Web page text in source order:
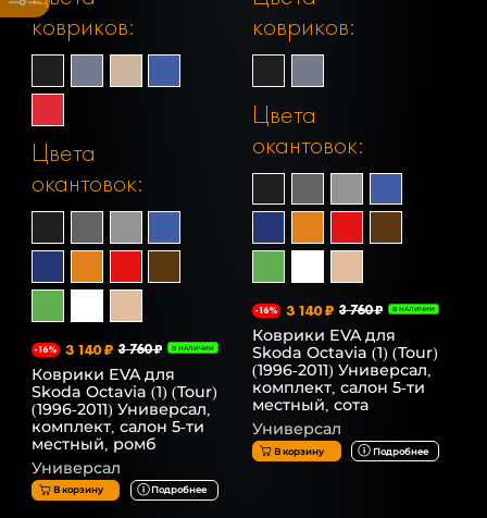
ковриков:
Цвета
окантовок:
-16% 3 140 ₽ 3 760 ₽ В НАЛИЧИИ
Коврики EVA для
Skoda Octavia (1) (Tour)
(1996-2011) Универсал,
комплект, салон 5-ти
местный, ромб
Универсал
В корзину Подробнее
ковриков:
Цвета
окантовок:
-16% 3 140 ₽ 3 760 ₽ В НАЛИЧИИ
Коврики EVA для
Skoda Octavia (1) (Tour)
(1996-2011) Универсал,
комплект, салон 5-ти
местный, сота
Универсал
В корзину Подробнее